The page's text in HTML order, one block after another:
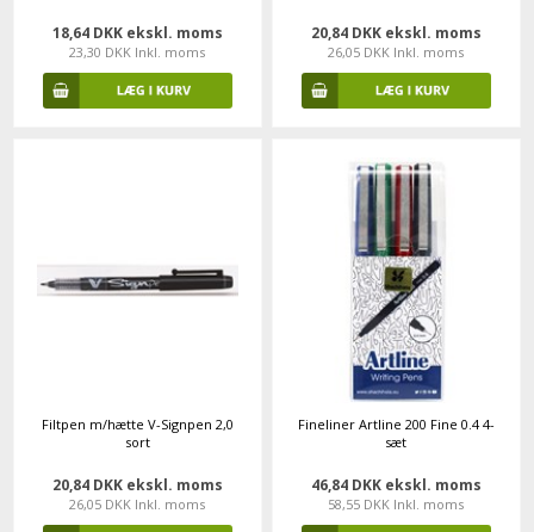
18,64 DKK ekskl. moms
23,30 DKK Inkl. moms
20,84 DKK ekskl. moms
26,05 DKK Inkl. moms
Filtpen m/hætte V-Signpen 2,0
sort
20,84 DKK ekskl. moms
26,05 DKK Inkl. moms
Fineliner Artline 200 Fine 0.4 4-
sæt
46,84 DKK ekskl. moms
58,55 DKK Inkl. moms